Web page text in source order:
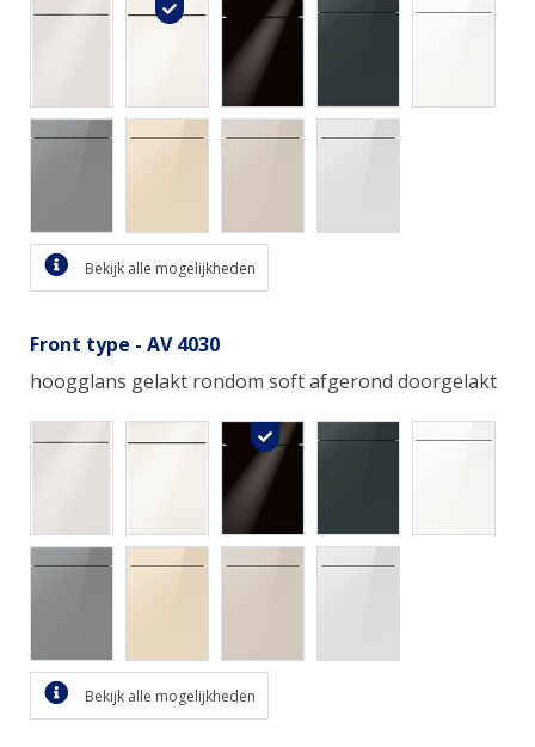
Bekijk alle mogelijkheden
Front type - AV 4030
hoogglans gelakt rondom soft afgerond doorgelakt
Bekijk alle mogelijkheden